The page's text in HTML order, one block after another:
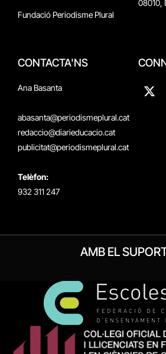
Fundació Periodisme Plural
08010,
CONTACTA'NS
Ana Basanta
abasanta@periodismeplural.cat
redaccio@diarieducacio.cat
publicitat@periodismeplural.cat
Telèfon:
932 311 247
X
AMB EL